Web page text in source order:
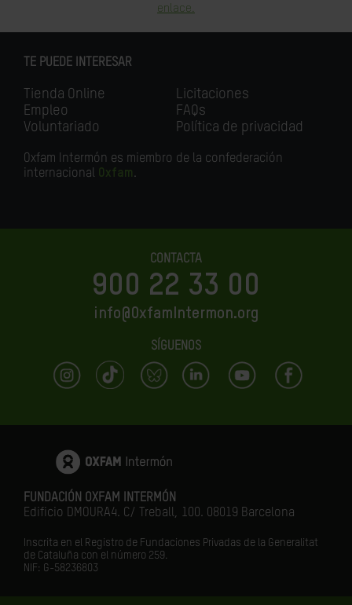
enlace.
TE PUEDE INTERESAR
Tienda Online
Empleo
Voluntariado
Licitaciones
FAQs
Política de privacidad
Oxfam Intermón es miembro de la confederación
internacional Oxfam.
CONTACTA
900 22 33 00
info@OxfamIntermon.org
SÍGUENOS
FUNDACIÓN OXFAM INTERMÓN
Edificio DMOURA4. C/ Treball, 100. 08019 Barcelona
Inscrita en el Registro de Fundaciones Privadas de la Generalitat
de Cataluña con el número 259.
NIF: G-58236803